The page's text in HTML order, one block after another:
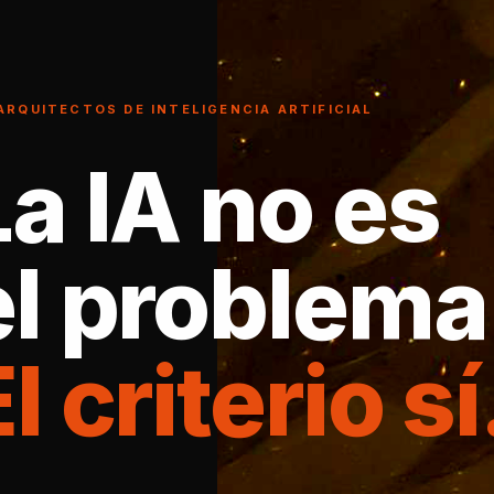
DE INTELIGENCIA ARTIFICIAL
IA no es
criterio